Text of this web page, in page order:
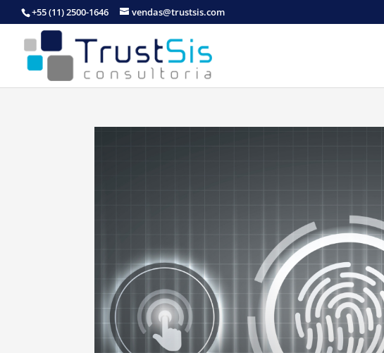
+55 (11) 2500-1646 vendas@trustsis.com